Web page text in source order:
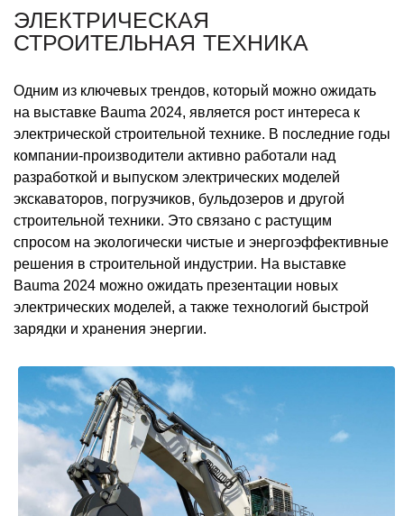
ЭЛЕКТРИЧЕСКАЯ
СТРОИТЕЛЬНАЯ ТЕХНИКА
Одним из ключевых трендов, который можно ожидать
на выставке Bauma 2024, является рост интереса к
электрической строительной технике. В последние годы
компании-производители активно работали над
разработкой и выпуском электрических моделей
экскаваторов, погрузчиков, бульдозеров и другой
строительной техники. Это связано с растущим
спросом на экологически чистые и энергоэффективные
решения в строительной индустрии. На выставке
Bauma 2024 можно ожидать презентации новых
электрических моделей, а также технологий быстрой
зарядки и хранения энергии.